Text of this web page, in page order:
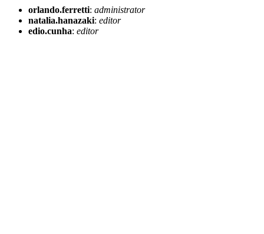
orlando.ferretti: administrator
natalia.hanazaki: editor
edio.cunha: editor